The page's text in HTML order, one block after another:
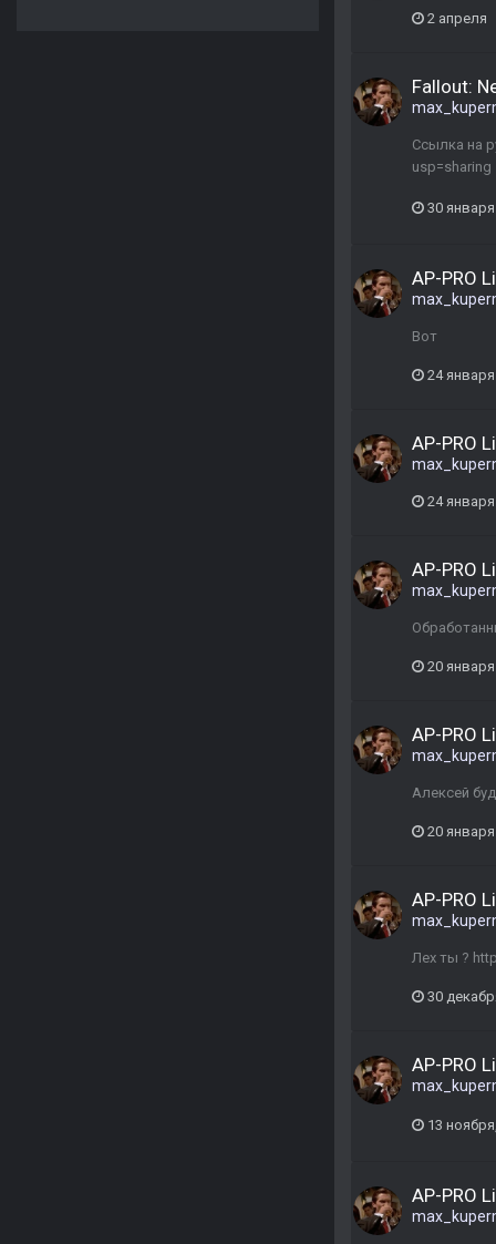
2 апреля
Fallout:
Ссылка на
usp=sharing
30 января
AP-PRO
Вот
24 января
AP-PRO
24 января
AP-PRO
20 января
AP-PRO
Алексей
20 января
AP-PRO
Лех ты ?
30
AP-PRO
13
AP-PRO